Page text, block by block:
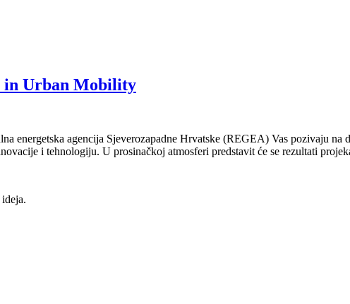
in Urban Mobility
energetska agencija Sjeverozapadne Hrvatske (REGEA) Vas pozivaju
i tehnologiju. U prosinačkoj atmosferi predstavit će se rezultati